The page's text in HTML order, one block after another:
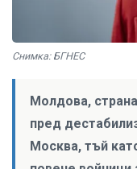
Снимка: БГНЕС
Молдова,
пред
Москва, тъй